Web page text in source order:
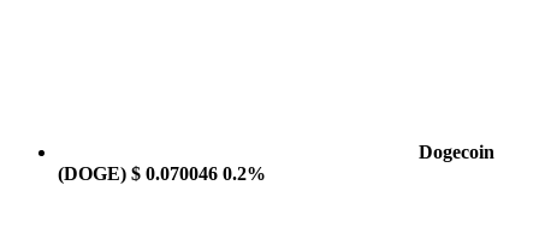
Dogecoin
(DOGE) $ 0.070046 0.2%